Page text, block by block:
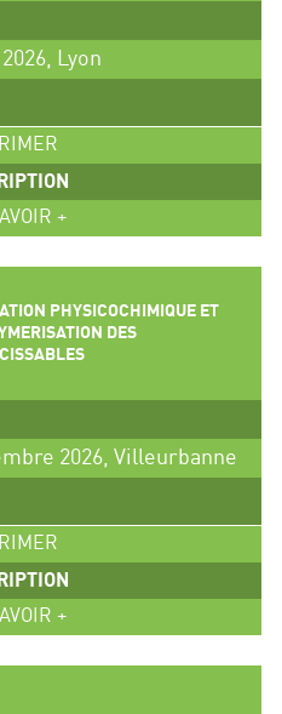
Lyon
+
PHYSICOCHIMIQUE ET
DES
2026, Villeurbanne
+